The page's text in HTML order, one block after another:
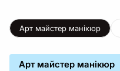
Арт майстер манікюр
Арт майстер манікюр